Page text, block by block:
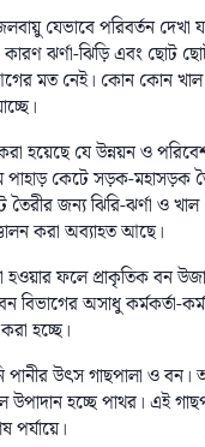
যেভাবে পরিবর্তন দেখা
ঝর্ণা-ঝিড়ি এবং ছােট
মত নেই। কোন কোন খাল
হয়েছে যে উন্নয়ন ও
পাহাড় কেটে সড়ক-মহাসড়ক
তৈরীর জন্য ঝিরি-ঝর্ণা ও
করা অব্যাহত আছে।
হওয়ার ফলে প্রাকৃতিক বন
বিভাগের অসাধু কর্মকর্তা-
হচ্ছে।
উৎস গাছপালা ও বন।
উপাদান হচ্ছে পাথর। এই
পর্যায়ে।